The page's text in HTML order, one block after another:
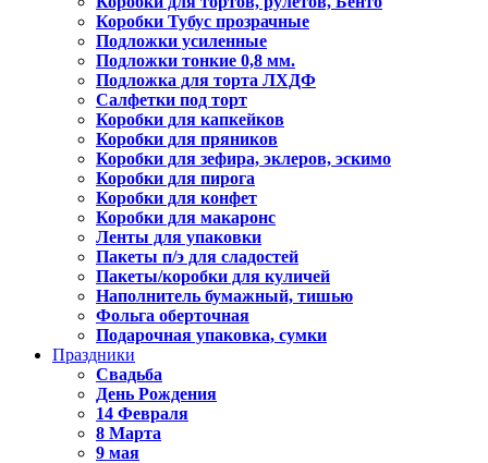
Коробки Тубус прозрачные
Подложки усиленные
Подложки тонкие 0,8 мм.
Подложка для торта ЛХДФ
Салфетки под торт
Коробки для капкейков
Коробки для пряников
Коробки для зефира, эклеров, эскимо
Коробки для пирога
Коробки для конфет
Коробки для макаронс
Ленты для упаковки
Пакеты п/э для сладостей
Пакеты/коробки для куличей
Наполнитель бумажный, тишью
Фольга оберточная
Подарочная упаковка, сумки
Праздники
Свадьба
День Рождения
14 Февраля
8 Марта
9 мая